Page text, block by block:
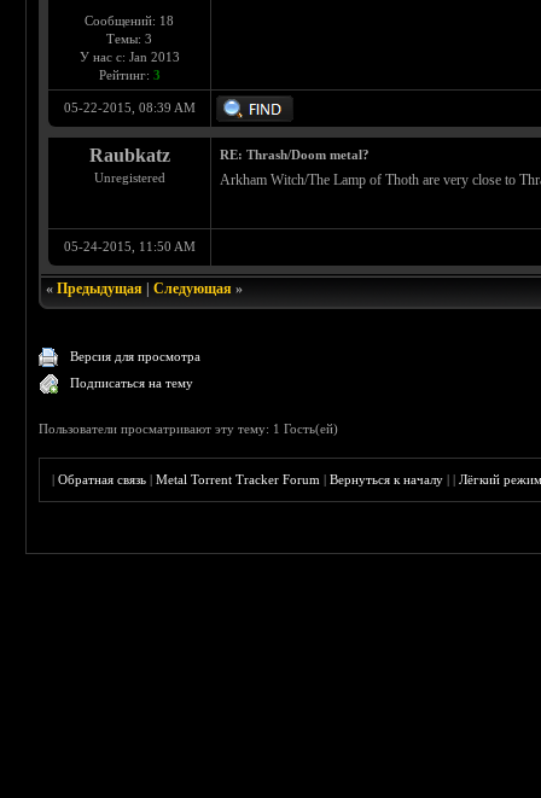
Сообщений: 18
Темы: 3
У нас с: Jan 2013
Рейтинг: 3
05-22-2015, 08:39 AM
Raubkatz
Unregistered
RE: Thrash/Doom metal?
Arkham Witch/The Lamp of Thoth are very close to
05-24-2015, 11:50 AM
«Предыдущая |Следующая »
Версия для просмотра
Подписаться на тему
Пользователи просматривают эту тему: 1 Гость(ей)
|Обратная связь |Metal Torrent Tracker Forum |Вернуться к началу ||Лёгкий